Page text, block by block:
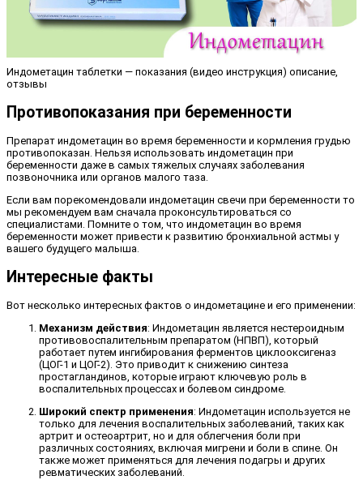
Индометацин таблетки — показания (видео инструкция) описание,
отзывы
Противопоказания при беременности
Препарат индометацин во время беременности и кормления грудью
противопоказан. Нельзя использовать индометацин при
беременности даже в самых тяжелых случаях заболевания
позвоночника или органов малого таза.
Если вам порекомендовали индометацин свечи при беременности то
мы рекомендуем вам сначала проконсультироваться со
специалистами. Помните о том, что индометацин во время
беременности может привести к развитию бронхиальной астмы у
вашего будущего малыша.
Интересные факты
Вот несколько интересных фактов о индометацине и его применении:
Механизм действия: Индометацин является нестероидным
противовоспалительным препаратом (НПВП), который
работает путем ингибирования ферментов циклооксигеназ
(ЦОГ-1 и ЦОГ-2). Это приводит к снижению синтеза
простагландинов, которые играют ключевую роль в
воспалительных процессах и болевом синдроме.
Широкий спектр применения: Индометацин используется не
только для лечения воспалительных заболеваний, таких как
артрит и остеоартрит, но и для облегчения боли при
различных состояниях, включая мигрени и боли в спине. Он
также может применяться для лечения подагры и других
ревматических заболеваний.